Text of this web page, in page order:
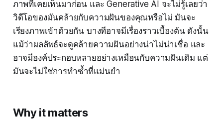
ภาพที่เคยเห็นมาก่อน และ Generative AI จะไม่รู้เลยว่า
วิดีโอของมันคล้ายกับความฝันของคุณหรือไม่ มันจะ
เรียงภาพเข้าด้วยกัน บางทีอาจมีเรื่องราวเบื้องต้น ดังนั้น
แม้ว่าผลลัพธ์จะดูคล้ายความฝันอย่างน่าไม่น่าเชื่อ และ
อาจมีองค์ประกอบหลายอย่างเหมือนกับความฝันเดิม แต่
มันจะไม่ใช่การทำซ้ำที่แม่นยำ
Why it matters